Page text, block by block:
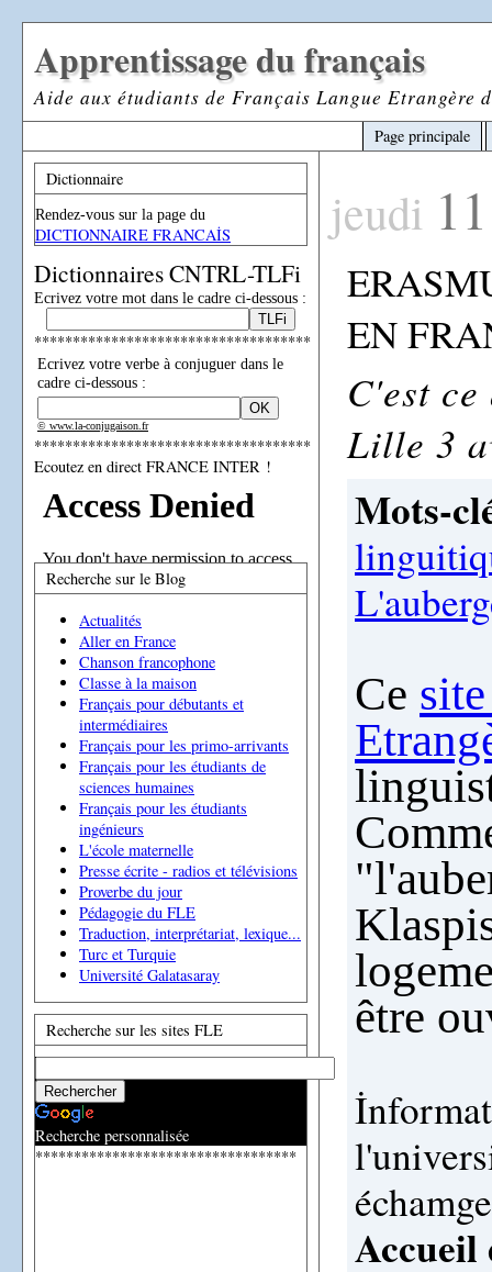
Apprentissage du français
Aide aux étudiants de Français Langue Etrangère
Page principale
Dictionnaire
Rendez-vous sur la page du
DICTIONNAIRE FRANCAİS
Dictionnaires CNTRL-TLFi
Ecrivez votre mot dans le cadre ci-dessous :
************************************
Ecrivez votre verbe à conjuguer dans le
cadre ci-dessous :
© www.la-conjugaison.fr
************************************
Ecoutez en direct FRANCE INTER !
Recherche sur le Blog
Actualités
Aller en France
Chanson francophone
Classe à la maison
Français pour débutants et
intermédiaires
Français pour les primo-arrivants
Français pour les étudiants de
sciences humaines
Français pour les étudiants
ingénieurs
L'école maternelle
Presse écrite - radios et télévisions
Proverbe du jour
Pédagogie du FLE
Traduction, interprétariat, lexique...
Turc et Turquie
Université Galatasaray
Recherche sur les sites FLE
Recherche personnalisée
**********************************
jeudi 11
EN
C'est
Lille 3
Mots-
Ce
être
Accueil